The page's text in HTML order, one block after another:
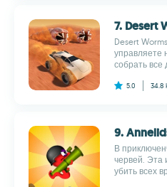
7. Desert
Desert
управляете
собрать все
5.0 34.8
9.
В
червей. Эта
убить всех